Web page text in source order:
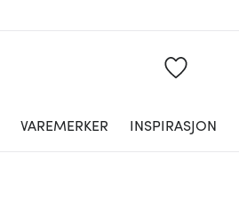
VAREMERKER INSPIRASJON